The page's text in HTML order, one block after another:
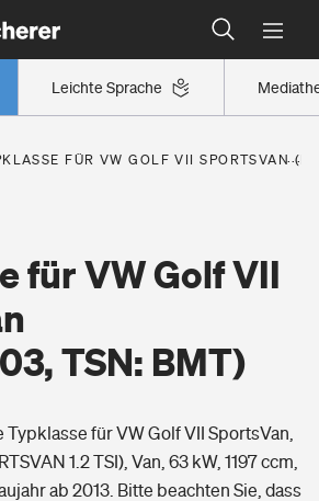
Leichte Sprache
Versicherer finden
Ihre Region eingestuft
Versicherer finden
FÜR VW GOLF VII SPORTSVAN
für VW Golf VII
TSN: BMT)
für VW Golf VII SportsVan,
1.2 TSI), Van, 63 kW, 1197 ccm,
ab 2013. Bitte beachten Sie, dass